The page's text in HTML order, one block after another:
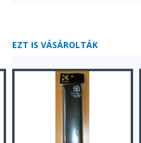
EZT IS VÁSÁROLTÁK